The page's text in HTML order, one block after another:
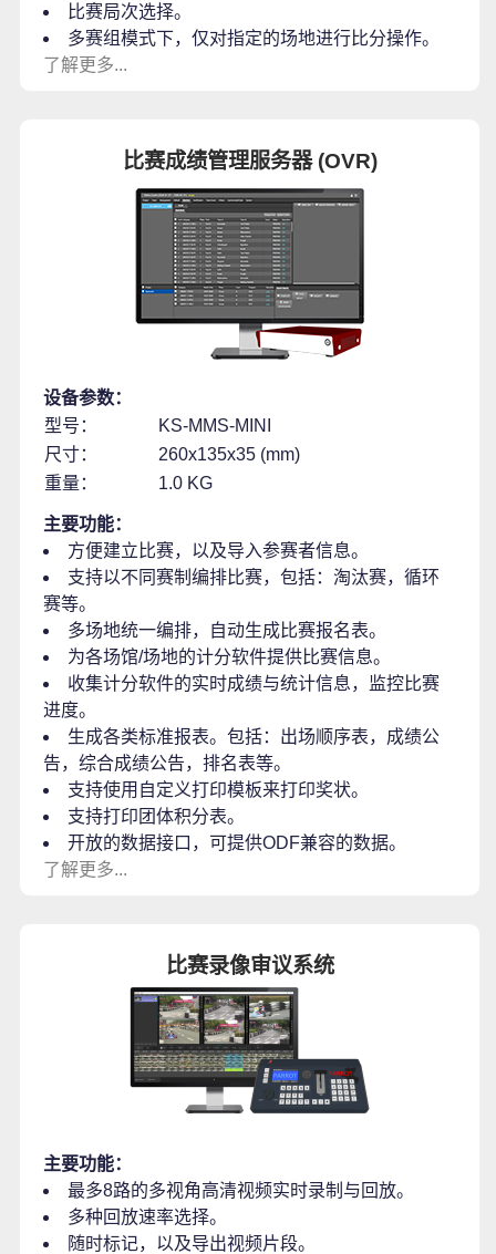
比赛局次选择。
多赛组模式下，仅对指定的场地进行比分操作。
了解更多...
比赛成绩管理服务器 (OVR)
设备参数：
型号：
KS-MMS-MINI
尺寸：
260x135x35 (mm)
重量：
1.0 KG
主要功能：
方便建立比赛，以及导入参赛者信息。
支持以不同赛制编排比赛，包括：淘汰赛，循环
赛等。
多场地统一编排，自动生成比赛报名表。
为各场馆/场地的计分软件提供比赛信息。
收集计分软件的实时成绩与统计信息，监控比赛
进度。
生成各类标准报表。包括：出场顺序表，成绩公
告，综合成绩公告，排名表等。
支持使用自定义打印模板来打印奖状。
支持打印团体积分表。
开放的数据接口，可提供ODF兼容的数据。
了解更多...
比赛录像审议系统
主要功能：
最多8路的多视角高清视频实时录制与回放。
多种回放速率选择。
随时标记，以及导出视频片段。